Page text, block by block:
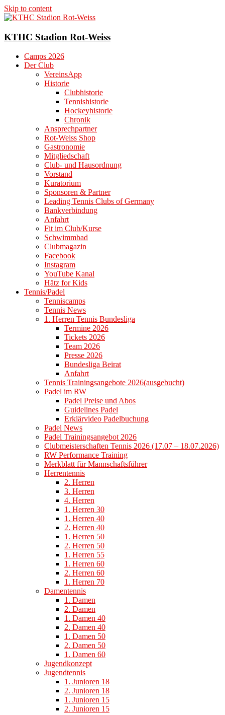
Skip to content
KTHC Stadion Rot-Weiss
Camps 2026
Der Club
VereinsApp
Historie
Clubhistorie
Tennishistorie
Hockeyhistorie
Chronik
Ansprechpartner
Rot-Weiss Shop
Gastronomie
Mitgliedschaft
Club- und Hausordnung
Vorstand
Kuratorium
Sponsoren & Partner
Leading Tennis Clubs of Germany
Bankverbindung
Anfahrt
Fit im Club/Kurse
Schwimmbad
Clubmagazin
Facebook
Instagram
YouTube Kanal
Hätz for Kids
Tennis/Padel
Tenniscamps
Tennis News
1. Herren Tennis Bundesliga
Termine 2026
Tickets 2026
Team 2026
Presse 2026
Bundesliga Beirat
Anfahrt
Tennis Trainingsangebote 2026(ausgebucht)
Padel im RW
Padel Preise und Abos
Guidelines Padel
Erklärvideo Padelbuchung
Padel News
Padel Trainingsangebot 2026
Clubmeisterschaften Tennis 2026 (17.07 – 18.07.2026)
RW Performance Training
Merkblatt für Mannschaftsführer
Herrentennis
2. Herren
3. Herren
4. Herren
1. Herren 30
1. Herren 40
2. Herren 40
1. Herren 50
2. Herren 50
1. Herren 55
1. Herren 60
2. Herren 60
1. Herren 70
Damentennis
1. Damen
2. Damen
1. Damen 40
2. Damen 40
1. Damen 50
2. Damen 50
1. Damen 60
Jugendkonzept
Jugendtennis
1. Junioren 18
2. Junioren 18
1. Junioren 15
2. Junioren 15